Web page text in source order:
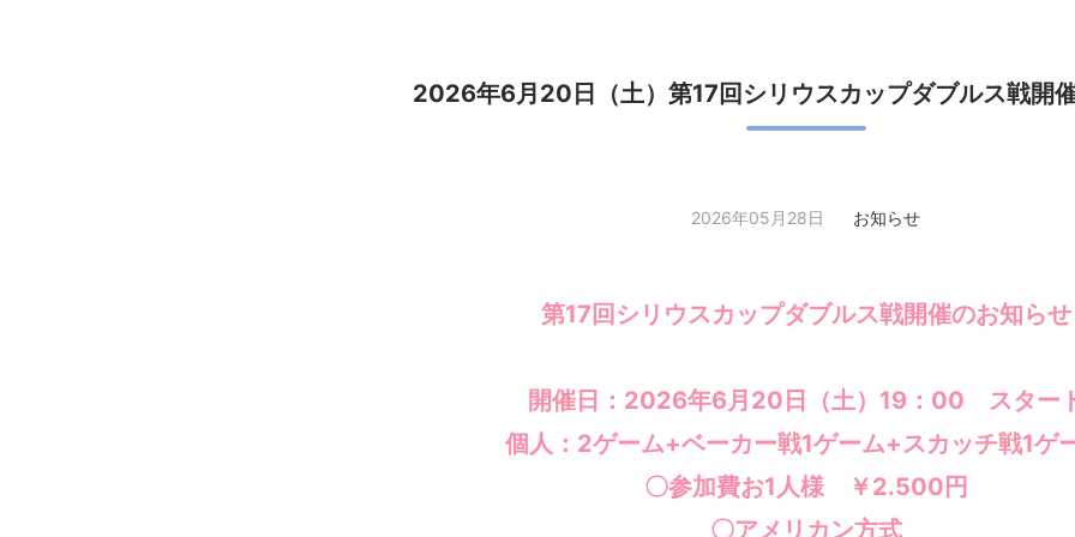
2026年6月20日（土）第17回シリウスカップダブルス戦開
2026年05月28日 お知らせ
第17回シリウスカップダブルス戦開催のお知らせ
開催日：2026年6月20日（土）19：00 スター
個人：2ゲーム+ベーカー戦1ゲーム+スカッチ戦1ゲ
〇参加費お1人様 ￥2.500円
〇アメリカン方式